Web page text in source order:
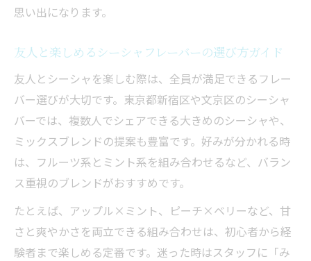
思い出になります。
友人と楽しめるシーシャフレーバーの選び方ガイド
友人とシーシャを楽しむ際は、全員が満足できるフレー
バー選びが大切です。東京都新宿区や文京区のシーシャ
バーでは、複数人でシェアできる大きめのシーシャや、
ミックスブレンドの提案も豊富です。好みが分かれる時
は、フルーツ系とミント系を組み合わせるなど、バラン
ス重視のブレンドがおすすめです。
たとえば、アップル×ミント、ピーチ×ベリーなど、甘
さと爽やかさを両立できる組み合わせは、初心者から経
験者まで楽しめる定番です。迷った時はスタッフに「み